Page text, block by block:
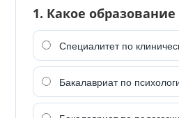
1. Какое
Специалитет по
Бакалавриат по